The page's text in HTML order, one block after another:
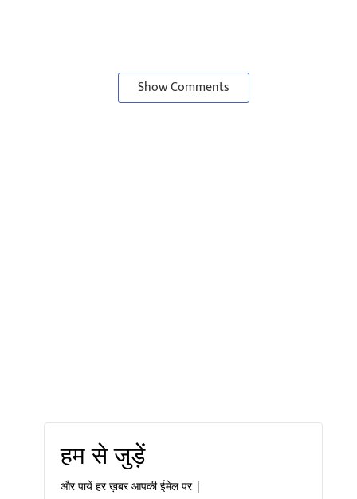
Show Comments
हम से जुड़ें
और पायें हर ख़बर आपकी ईमेल पर |